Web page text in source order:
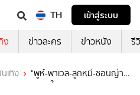
TH
เข้าสู่ระบบ
ง ข่าวละคร ข่าวหนัง รี
เทิง
"พูห์-พาเวล-ลูกหมี-ซอนญ่า"
2025 ในงาน HOWE AWARD